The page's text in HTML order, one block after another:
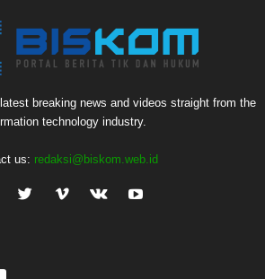
breaking news and videos straight from the
technology industry.
us: redaksi@biskom.web.id